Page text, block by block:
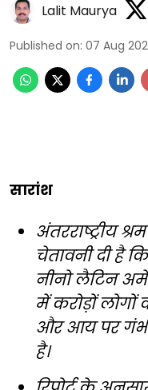
Lalit Maurya
Published on: 07 Aug
सारांश
अंतरराष्ट्रीय
चेतावनी दी है
नीनो लैटिन
में करोड़ों लोगों
और आय पर
है।